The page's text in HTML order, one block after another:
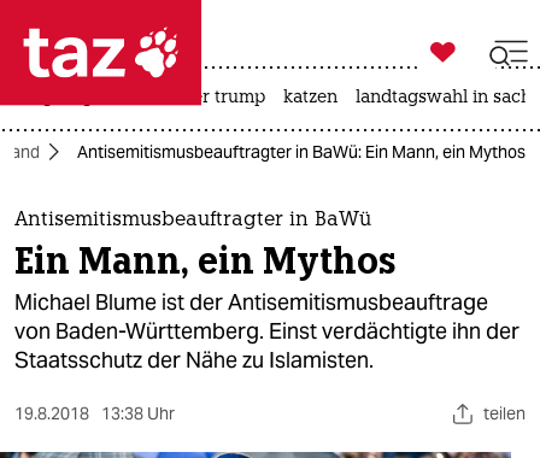
 taz zahl ich
taz zahl ich
themen
politik
öko

taz zahl ich
usa unter trump katzen landtagswahl in
Antisemitismusbeauftragter in BaWü: Ein Mann, ein Mythos
Antisemitismusbeauftragter in BaWü
Ein Mann, ein Mythos
Michael Blume ist der Antisemitismusbeauftrage
von Baden-Württemberg. Einst verdächtigte ihn der
Staatsschutz der Nähe zu Islamisten.
19.8.2018 13:38 Uhr teilen